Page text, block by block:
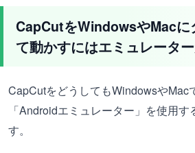
CapCutをWindowsやMacに
て動かすにはエミュレータ
CapCutをどうしてもWindowsやMac
「Androidエミュレーター」を使用
す。